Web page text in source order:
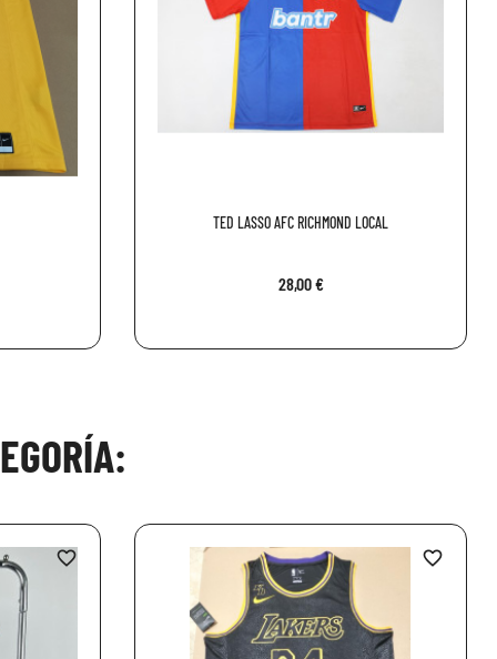
TED LASSO AFC RICHMOND LOCAL
28,00 €
favorite_border favorite_border